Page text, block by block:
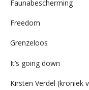
Faunabescherming
Freedom
Grenzeloos
It’s going down
Kirsten Verdel (kroniek